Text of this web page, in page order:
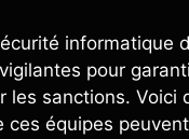
informatique
pour
les sanctions. Voici
ces équipes